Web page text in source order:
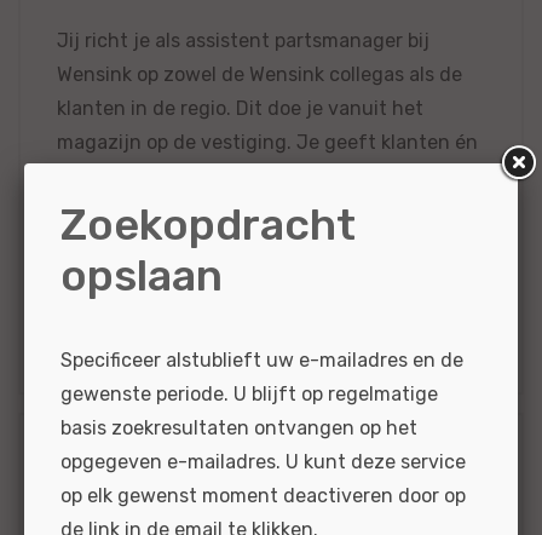
Jij richt je als assistent partsmanager bij
Wensink op zowel de Wensink collegas als de
klanten in de regio. Dit doe je vanuit het
magazijn op de vestiging. Je geeft klanten én
BEKIJKEN SOLLICITEER
Gepubliceerd:27-12-2022
Diagnose monteur
Ford Apeldoorn -
Zoekopdracht
opslaan
Specificeer alstublieft uw e-mailadres en de
gewenste periode. U blijft op regelmatige
basis zoekresultaten ontvangen op het
opgegeven e-mailadres. U kunt deze service
op elk gewenst moment deactiveren door op
de link in de email te klikken.